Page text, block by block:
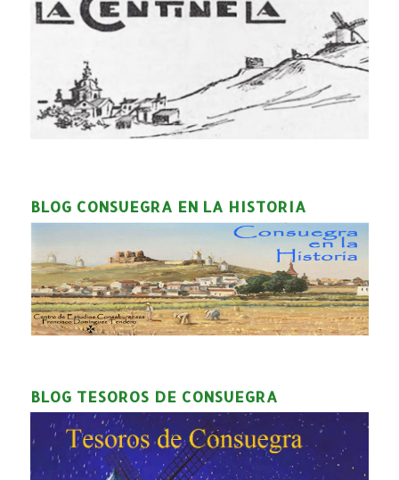
BLOG CONSUEGRA EN LA HISTORIA
BLOG TESOROS DE CONSUEGRA